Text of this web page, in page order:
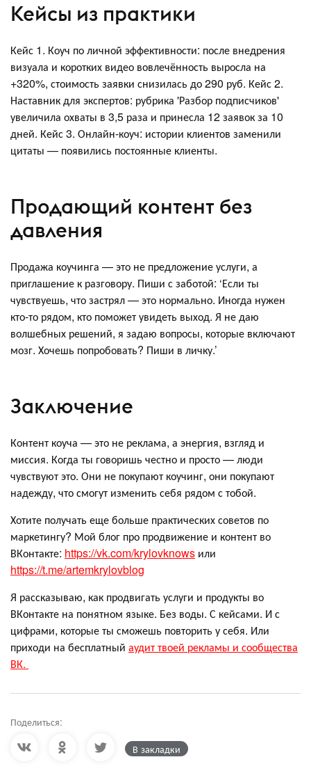
Кейсы из практики
Кейс 1. Коуч по личной эффективности: после внедрения
визуала и коротких видео вовлечённость выросла на
+320%, стоимость заявки снизилась до 290 руб. Кейс 2.
Наставник для экспертов: рубрика 'Разбор подписчиков'
увеличила охваты в 3,5 раза и принесла 12 заявок за 10
дней. Кейс 3. Онлайн-коуч: истории клиентов заменили
цитаты — появились постоянные клиенты.
Продающий контент без
давления
Продажа коучинга — это не предложение услуги, а
приглашение к разговору. Пиши с заботой: ‘Если ты
чувствуешь, что застрял — это нормально. Иногда нужен
кто-то рядом, кто поможет увидеть выход. Я не даю
волшебных решений, я задаю вопросы, которые включают
мозг. Хочешь попробовать? Пиши в личку.’
Заключение
Контент коуча — это не реклама, а энергия, взгляд и
миссия. Когда ты говоришь честно и просто — люди
чувствуют это. Они не покупают коучинг, они покупают
надежду, что смогут изменить себя рядом с тобой.
Хотите получать еще больше практических советов по
маркетингу? Мой блог про продвижение и контент во
ВКонтакте: https://vk.com/krylovknows или
https://t.me/artemkrylovblog
Я рассказываю, как продвигать услуги и продукты во
ВКонтакте на понятном языке. Без воды. С кейсами. И с
цифрами, которые ты сможешь повторить у себя. Или
приходи на бесплатный аудит твоей рекламы и сообщества
ВК.
Поделиться:
В закладки